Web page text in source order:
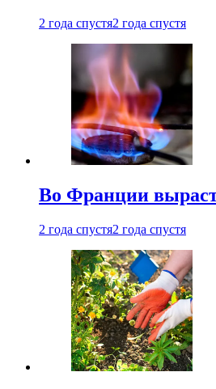
2 года спустя2 года спустя
Во Франции
2 года спустя2 года спустя